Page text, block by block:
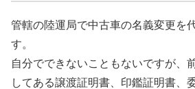
管轄の陸運局で中古車の名義変更を
す。
自分でできないこともないですが、
してある譲渡証明書、印鑑証明書、